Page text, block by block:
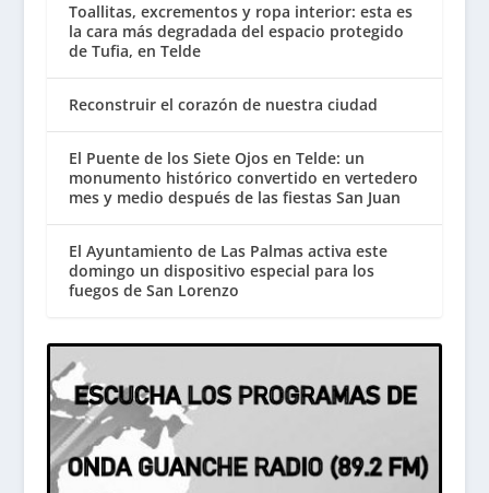
Toallitas, excrementos y ropa interior: esta es
la cara más degradada del espacio protegido
de Tufia, en Telde
Reconstruir el corazón de nuestra ciudad
El Puente de los Siete Ojos en Telde: un
monumento histórico convertido en vertedero
mes y medio después de las fiestas San Juan
El Ayuntamiento de Las Palmas activa este
domingo un dispositivo especial para los
fuegos de San Lorenzo